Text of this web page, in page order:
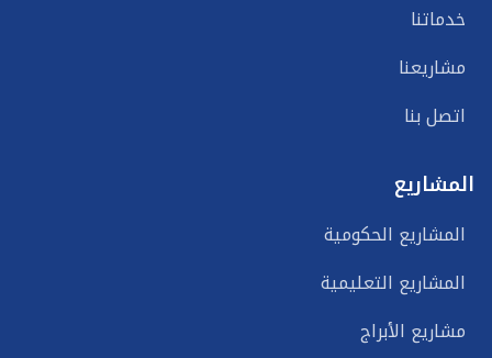
خدماتنا
مشاريعنا
اتصل بنا
المشاريع
المشاريع الحكومية
المشاريع التعليمية
مشاريع الأبراج